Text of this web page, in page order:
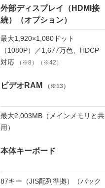
外部ディスプレイ（HDMI接
続）（オプション）
最大1,920×1,080ドット
（1080P）／1,677万色、HDCP
対応
（※8）（※42）
ビデオRAM （※13）
最大2,003MB（メインメモリと共
用）
本体キーボード
87キー（JIS配列準拠）（バック